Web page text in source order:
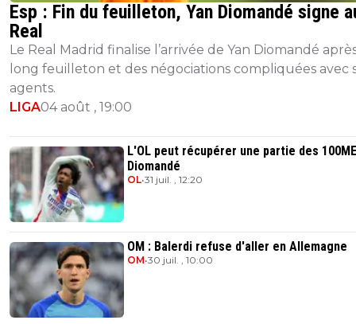
Esp : Fin du feuilleton, Yan Diomandé signe
Real
Le Real Madrid finalise l’arrivée de Yan Diomandé
long feuilleton et des négociations compliquées avec
agents.
LIGA04 août , 19:00
L'OL peut récupérer une partie des
Diomandé
OL•31 juil. , 12:20
OM : Balerdi refuse d'aller en Allemagne
OM•30 juil. , 10:00